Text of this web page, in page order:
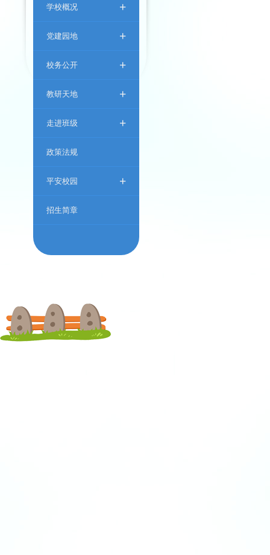
学校概况 +
党建园地 +
校务公开 +
教研天地 +
走进班级 +
政策法规
平安校园 +
招生简章